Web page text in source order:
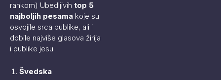
rankom) Ubedljivih top 5
najboljih pesama koje su
osvojile srca publike, ali i
dobile najviše glasova žirija
i publike jesu:
Švedska